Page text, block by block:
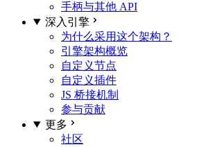
手柄与其他 API
深入引擎
为什么采用这个架构？
引擎架构概览
自定义节点
自定义插件
JS 桥接机制
参与贡献
更多
社区